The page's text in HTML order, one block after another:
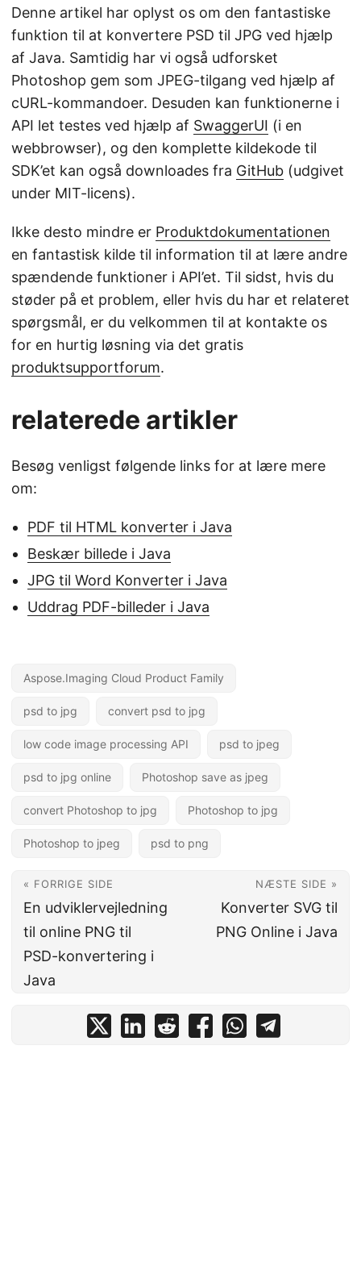
Denne artikel har oplyst os om den fantastiske
funktion til at konvertere PSD til JPG ved hjælp
af Java. Samtidig har vi også udforsket
Photoshop gem som JPEG-tilgang ved hjælp af
cURL-kommandoer. Desuden kan funktionerne i
API let testes ved hjælp af SwaggerUI (i en
webbrowser), og den komplette kildekode til
SDK’et kan også downloades fra GitHub (udgivet
under MIT-licens).
Ikke desto mindre er Produktdokumentationen
en fantastisk kilde til information til at lære andre
spændende funktioner i API’et. Til sidst, hvis du
støder på et problem, eller hvis du har et relateret
spørgsmål, er du velkommen til at kontakte os
for en hurtig løsning via det gratis
produktsupportforum.
relaterede artikler
Besøg venligst følgende links for at lære mere
om:
PDF til HTML konverter i Java
Beskær billede i Java
JPG til Word Konverter i Java
Uddrag PDF-billeder i Java
Aspose.Imaging Cloud Product Family
psd to jpg convert psd to jpg
low code image processing API psd to jpeg
psd to jpg online Photoshop save as jpeg
convert Photoshop to jpg Photoshop to jpg
Photoshop to jpeg psd to png
« FORRIGE SIDE
En udviklervejledning
til online PNG til
PSD-konvertering i
Java
NÆSTE SIDE »
Konverter SVG til
PNG Online i Java